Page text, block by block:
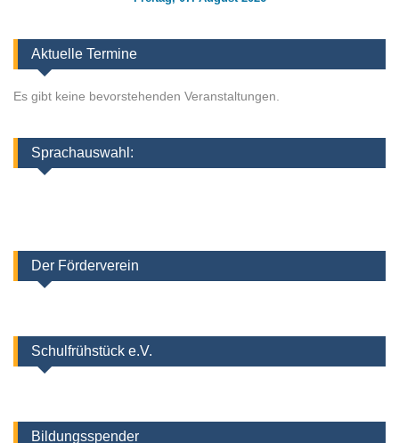
Aktuelle Termine
Es gibt keine bevorstehenden Veranstaltungen.
Sprachauswahl:
Der Förderverein
Schulfrühstück e.V.
Bildungsspender